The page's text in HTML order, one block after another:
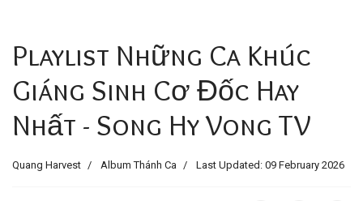
Playlist Những Ca Khúc
Giáng Sinh Cơ Đốc Hay
Nhất - Song Hy Vong TV
Quang Harvest Album Thánh Ca Last Updated: 09 February 2026